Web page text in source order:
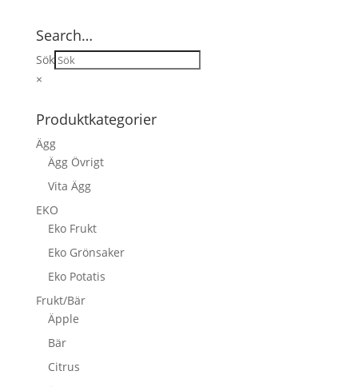
Search…
Sök
×
Produktkategorier
Ägg
Ägg Övrigt
Vita Ägg
EKO
Eko Frukt
Eko Grönsaker
Eko Potatis
Frukt/Bär
Äpple
Bär
Citrus